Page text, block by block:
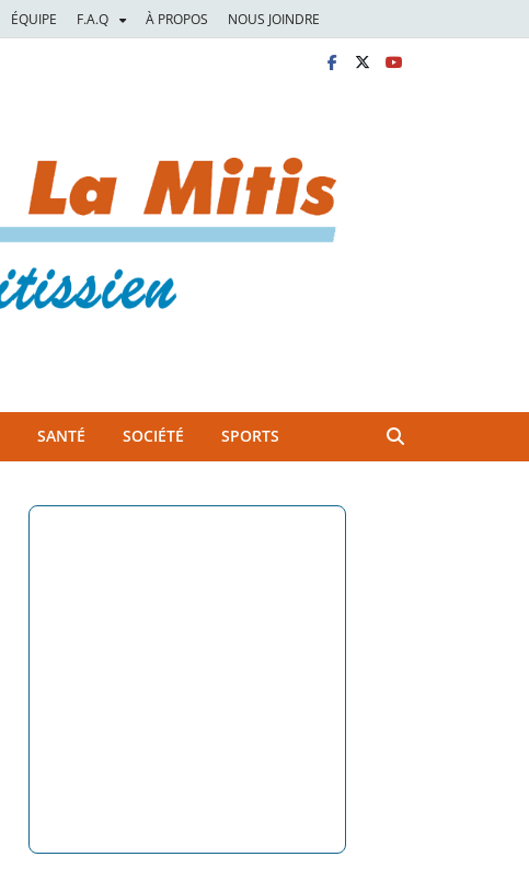
ÉQUIPE F.A.Q À PROPOS NOUS JOINDRE
SANTÉ SOCIÉTÉ SPORTS